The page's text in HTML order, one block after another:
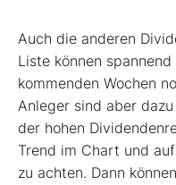
Auch die anderen
Liste können
kommenden Wochen
Anleger sind aber
der hohen
Trend im Chart und
zu achten. Dann